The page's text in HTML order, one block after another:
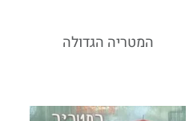
המטריה הגדולה